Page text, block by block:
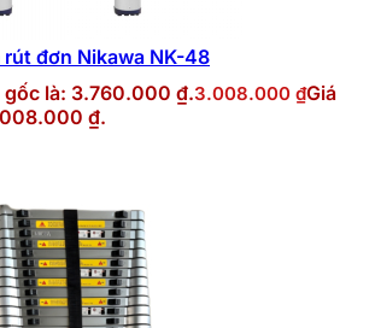
đơn Nikawa NK-48
gốc là: 3.760.000 ₫.3.008.000 ₫Giá
₫.